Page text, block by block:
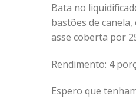
Bata no
bastões de canela,
asse coberta por
Rendimento: 4
Espero que